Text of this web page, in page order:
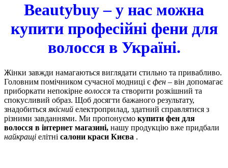
Beautybuy – у нас можна
купити професійні фени для
волосся в Україні.
Жінки завжди намагаються виглядати стильно та привабливо.
Головним помічником сучасної модниці є фен – він допомагає
приборкати непокірне волосся та створити розкішний та
спокусливий образ. Щоб досягти бажаного результату,
знадобиться якісний електроприлад, здатний справлятися з
різними завданнями. Ми пропонуємо купити фен для
волосся в інтернет магазині, нашу продукцію вже придбали
найкращі елітні салони краси Києва .